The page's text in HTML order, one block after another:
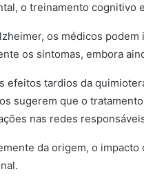
o treinamento cognitivo
os médicos
os sintomas, embora
efeitos tardios da
sugerem que o
nas redes
da origem, o